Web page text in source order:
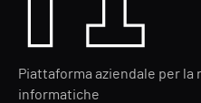
Piattaforma aziendale per la
informatiche